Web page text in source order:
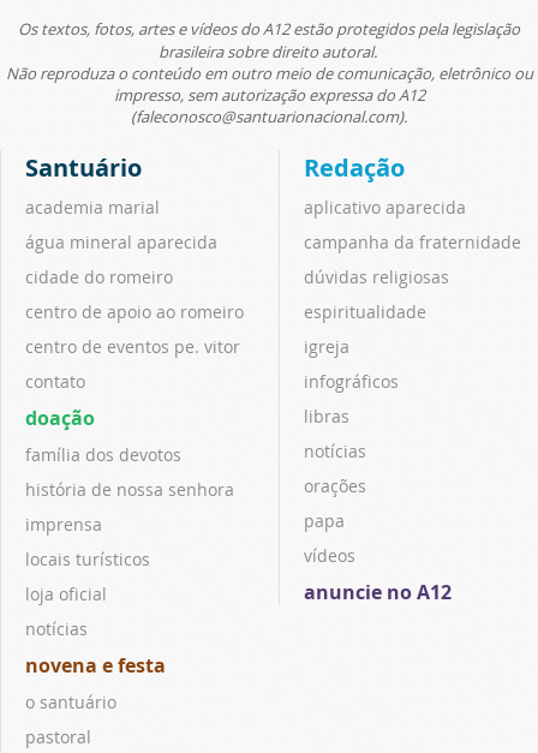
Os textos, fotos, artes e vídeos do A12 estão protegidos pela legislação
brasileira sobre direito autoral.
Não reproduza o conteúdo em outro meio de comunicação, eletrônico ou
impresso, sem autorização expressa do A12
(faleconosco@santuarionacional.com).
Santuário
academia marial
água mineral aparecida
cidade do romeiro
centro de apoio ao romeiro
centro de eventos pe. vitor
contato
doação
família dos devotos
história de nossa senhora
imprensa
locais turísticos
loja oficial
notícias
novena e festa
o santuário
pastoral
Redação
aplicativo aparecida
campanha da fraternidade
dúvidas religiosas
espiritualidade
igreja
infográficos
libras
notícias
orações
papa
vídeos
anuncie no A12